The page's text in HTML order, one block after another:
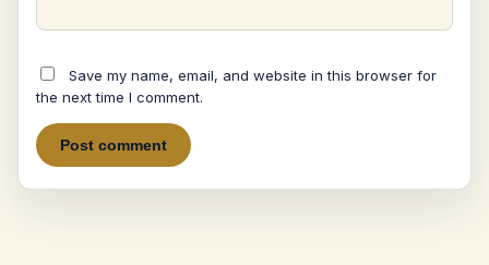
Save my name, email, and website in this browser for
the next time I comment.